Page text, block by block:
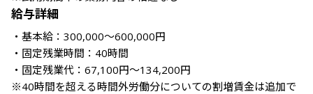
給与詳細
・基本給：300,000～600,000円
・固定残業時間：40時間
・固定残業代：67,100円～134,200円
※40時間を超える時間外労働分についての割増賃金は追加で